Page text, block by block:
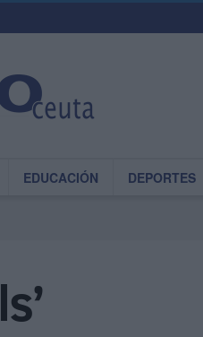
EDUCACIÓN DEPORTES